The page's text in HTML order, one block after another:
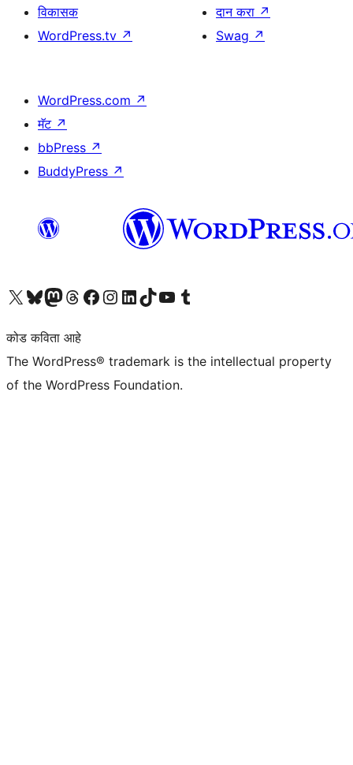
विकासक
WordPress.tv ↗
दान करा ↗
Swag ↗
WordPress.com ↗
मॅट ↗
bbPress ↗
BuddyPress ↗
आमच्या X (एक्स) (पूर्वीचे ट्विटर) खात्याला भेट द्या आमच्या ब्लूस्की खात्याला भेट द्या.आमच्या Mastodon खात्याला भेट द्या.आमच्या थ्रेड्स खात्याला भेट द्या. आमच्या फेसबुक पेजला भेट द्या आमच्या इंस्टाग्राम खात्याला भेट द्या आमच्या लिंक्डइन खात्याला भेट द्या आमच्या टिकटॉक अकाउंटला भेट द्या.आमच्या यूट्यूब चॅनेलला भेट द्या आमच्या टंबलर खात्याला भेट द्या.
कोड कविता आहे
The WordPress® trademark is the intellectual property
of the WordPress Foundation.